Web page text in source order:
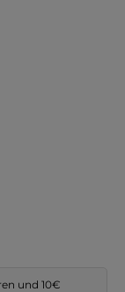
und 10€